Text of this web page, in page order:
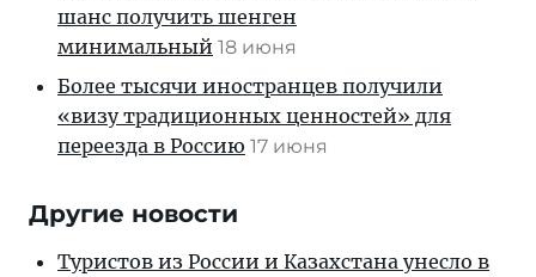
шанс получить шенген
минимальный 18 июня
Более тысячи иностранцев получили
«визу традиционных ценностей» для
переезда в Россию 17 июня
Другие новости
Туристов из России и Казахстана унесло в